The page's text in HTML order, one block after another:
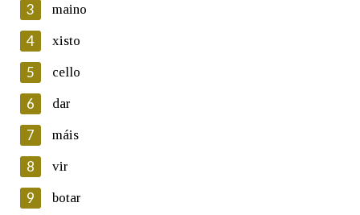
En cumprimento da normativa vixente en materia de
Protección de Datos de Carácter Persoal, a Real Academia
Galega informa a aqueles usuarios que faciliten o seu correo
electrónico, así como calquera outra información de carácter
persoal, que estes datos serán obxecto de tratamento
automatizado de carácter confidencial e incorporados aos seus
ficheiros informáticos. Así mesmo, os usuarios poderán exercer o
seu dereito de acceso, rectificación, oposición e cancelación dos
seus datos poñéndose en contacto connosco.
Lin e acepto as condicións da política de
3 maino
4 xisto
5 cello
6 dar
7 máis
8 vir
9 botar